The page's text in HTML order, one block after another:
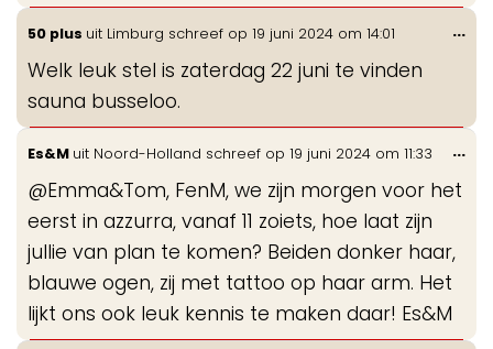
50 plus uit Limburg schreef op 19 juni 2024 om 14:01
Welk leuk stel is zaterdag 22 juni te vinden
sauna busseloo.
...
Es&M uit Noord-Holland schreef op 19 juni 2024 om 11:33
@Emma&Tom, FenM, we zijn morgen voor het
eerst in azzurra, vanaf 11 zoiets, hoe laat zijn
jullie van plan te komen? Beiden donker haar,
blauwe ogen, zij met tattoo op haar arm. Het
lijkt ons ook leuk kennis te maken daar! Es&M
...